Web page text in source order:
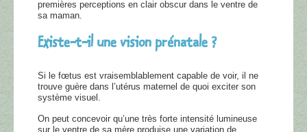
premières perceptions en clair obscur dans le ventre de
sa maman.
Existe-t-il une vision prénatale ?
Si le fœtus est vraisemblablement capable de voir, il ne
trouve guère dans l’utérus maternel de quoi exciter son
système visuel.
On peut concevoir qu’une très forte intensité lumineuse
sur le ventre de sa mère produise une variation de